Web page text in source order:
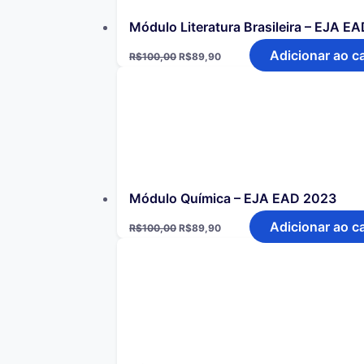
Módulo Literatura Brasileira – EJA
R$100,00 R$89,90 Adicionar ao
Módulo Química – EJA EAD 2023
R$100,00 R$89,90 Adicionar ao